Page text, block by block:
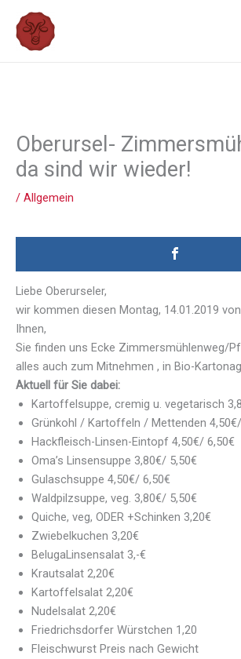
Inhalt
springen
Oberursel-
da sind wir wieder!
/ Allgemein
Liebe Oberurseler,
wir kommen diesen Montag, 14.01.2019
Ihnen,
Sie finden uns Ecke Zimmersmühlenweg/
alles auch zum Mitnehmen , in Bio-
Aktuell für Sie dabei:
Kartoffelsuppe, cremig u. vegetarisch
Grünkohl / Kartoffeln / Mettenden
Hackfleisch-Linsen-Eintopf 4,50€/ 6,50€
Oma’s Linsensuppe 3,80€/ 5,50€
Gulaschsuppe 4,50€/ 6,50€
Waldpilzsuppe, veg. 3,80€/ 5,50€
Quiche, veg, ODER +Schinken 3,20€
Zwiebelkuchen 3,20€
BelugaLinsensalat 3,-€
Krautsalat 2,20€
Kartoffelsalat 2,20€
Nudelsalat 2,20€
Friedrichsdorfer Würstchen 1,20
Fleischwurst Preis nach Gewicht